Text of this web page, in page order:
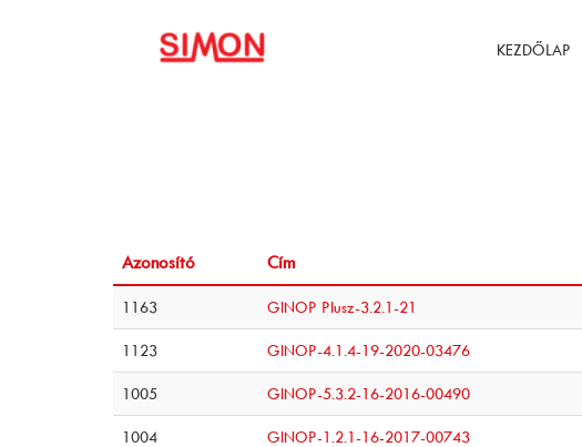
KEZDŐLAP
Azonosító Cím
1163 GINOP Plusz-3.2.1-21
1123 GINOP-4.1.4-19-2020-03476
1005 GINOP-5.3.2-16-2016-00490
1004 GINOP-1.2.1-16-2017-00743